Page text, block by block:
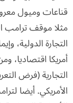
قناعات وميول
مثلا موقف ترامب
التجارة الدولية،
أمريكا اقتصاديا،
التجارية (فرض
الأمريكي. أيضا